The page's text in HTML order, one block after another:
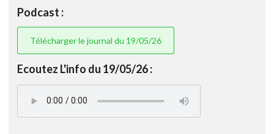
Podcast :
Télécharger le journal du 19/05/26
Ecoutez L'info du 19/05/26 :